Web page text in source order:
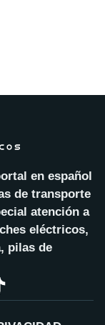
en español
de transporte
atención a
eléctricos,
pilas de